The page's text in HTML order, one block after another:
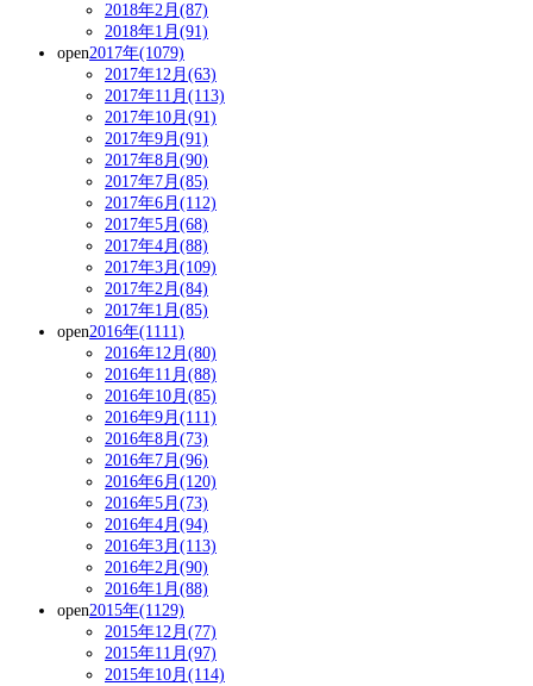
2018年2月(87)
2018年1月(91)
open2017年(1079)
2017年12月(63)
2017年11月(113)
2017年10月(91)
2017年9月(91)
2017年8月(90)
2017年7月(85)
2017年6月(112)
2017年5月(68)
2017年4月(88)
2017年3月(109)
2017年2月(84)
2017年1月(85)
open2016年(1111)
2016年12月(80)
2016年11月(88)
2016年10月(85)
2016年9月(111)
2016年8月(73)
2016年7月(96)
2016年6月(120)
2016年5月(73)
2016年4月(94)
2016年3月(113)
2016年2月(90)
2016年1月(88)
open2015年(1129)
2015年12月(77)
2015年11月(97)
2015年10月(114)